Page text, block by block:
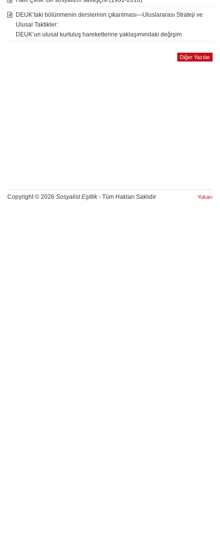
DEUK’taki bölünmenin derslerinin çıkarılması—Uluslararası Strateji ve
Ulusal Taktikler:
DEUK’un ulusal kurtuluş hareketlerine yaklaşımındaki değişim
Diğer Yazılar
Copyright © 2026 Sosyalist Eşitlik- Tüm Hakları Saklıdır Yukarı